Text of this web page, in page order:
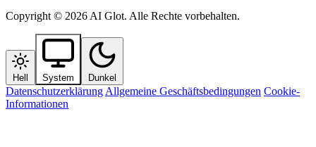
Copyright © 2026 AI Glot. Alle Rechte vorbehalten.
Hell System Dunkel
Datenschutzerklärung Allgemeine Geschäftsbedingungen Cookie-
Informationen